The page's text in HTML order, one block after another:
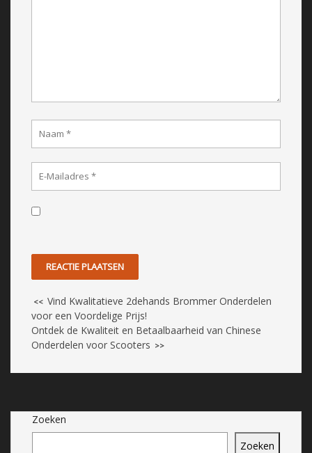
<< Vind Kwalitatieve 2dehands Brommer Onderdelen
voor een Voordelige Prijs!
Ontdek de Kwaliteit en Betaalbaarheid van Chinese
Onderdelen voor Scooters >>
Zoeken
Zoeken